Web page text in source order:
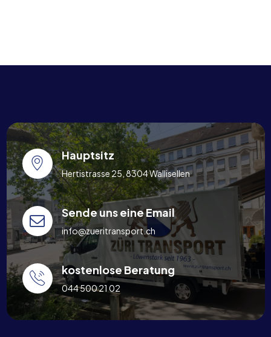
Hauptsitz
Hertistrasse 25, 8304 Wallisellen
Sende uns eine Email
info@zueritransport.ch
kostenlose Beratung
044 500 21 02